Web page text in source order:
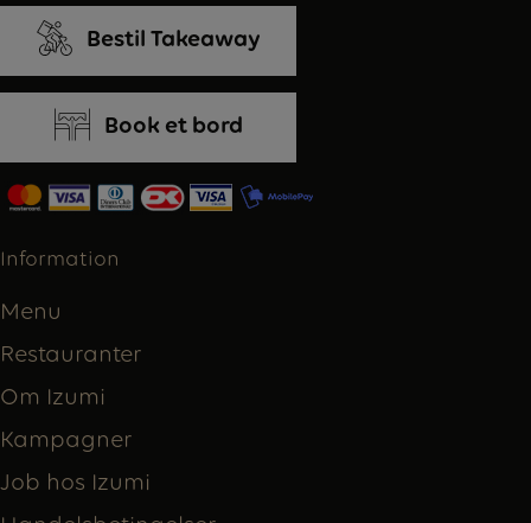
Bestil Takeaway
Book et bord
Information
Menu
Restauranter
Om Izumi
Kampagner
Job hos Izumi